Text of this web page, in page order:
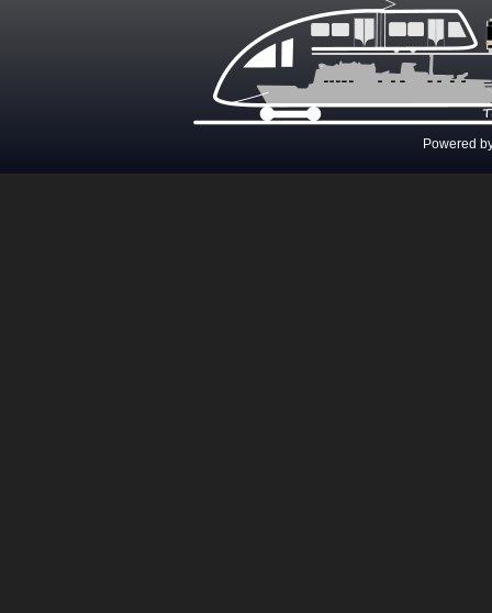
Powered